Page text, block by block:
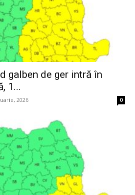
galben de ger intră în
1...
2026 0